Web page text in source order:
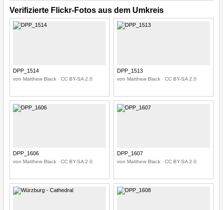
Verifizierte Flickr-Fotos aus dem Umkreis
DPP_1514
von Matthew Black · CC BY-SA 2.0
DPP_1513
von Matthew Black · CC BY-SA 2.0
DPP_1606
von Matthew Black · CC BY-SA 2.0
DPP_1607
von Matthew Black · CC BY-SA 2.0